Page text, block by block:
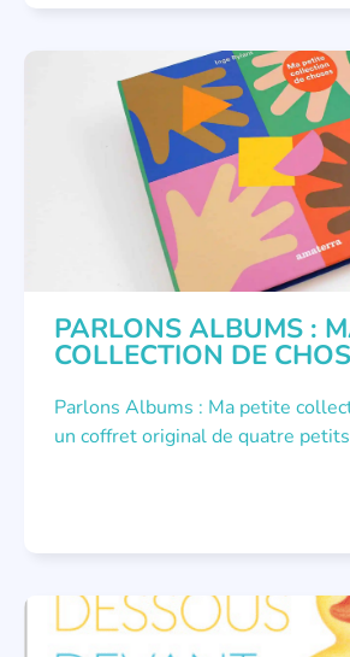
PARLONS ALBUMS
PARLONS ALBUMS :
COLLECTION DE
Parlons Albums : Ma petite
un coffret original de quatre petits
PARLONS ALBUMS